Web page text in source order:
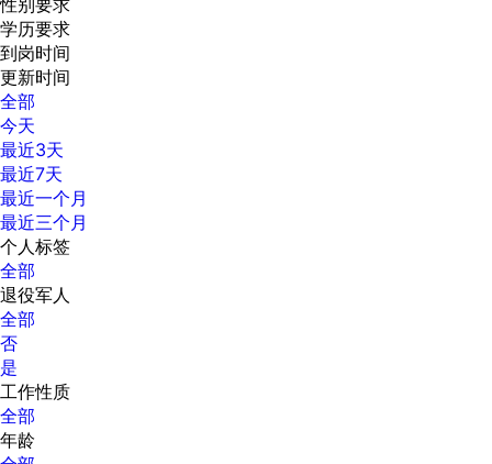
性别要求
学历要求
到岗时间
更新时间
全部
今天
最近3天
最近7天
最近一个月
最近三个月
个人标签
全部
退役军人
全部
否
是
工作性质
全部
年龄